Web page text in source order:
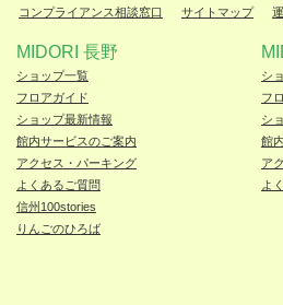
コンプライアンス相談窓口 サイトマップ
MIDORI 長野
ショップ一覧
フロアガイド
ショップ最新情報
館内サービスのご案内
アクセス・パーキング
よくあるご質問
信州100stories
りんごのひろば
シ
フ
シ
館
ア
よ